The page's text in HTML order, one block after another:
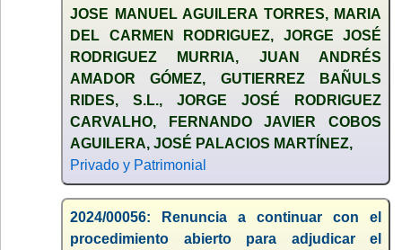
JOSE MANUEL AGUILERA TORRES, MARIA
DEL CARMEN RODRIGUEZ, JORGE JOSÉ
RODRIGUEZ MURRIA, JUAN ANDRÉS
AMADOR GÓMEZ, GUTIERREZ BAÑULS
RIDES, S.L., JORGE JOSÉ RODRIGUEZ
CARVALHO, FERNANDO JAVIER COBOS
AGUILERA, JOSÉ PALACIOS MARTÍNEZ,
Privado y Patrimonial
2024/00056: Renuncia a continuar con el
procedimiento abierto para adjudicar el